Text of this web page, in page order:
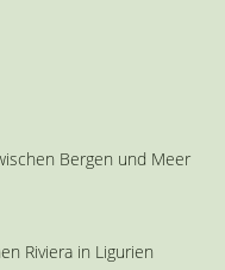
Bergen und Meer
Riviera in Ligurien